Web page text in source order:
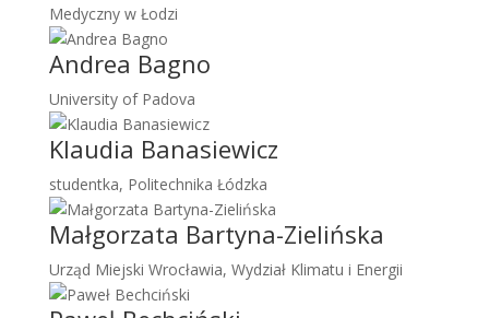
Medyczny w Łodzi
Andrea Bagno
University of Padova
Klaudia Banasiewicz
studentka, Politechnika Łódzka
Małgorzata Bartyna-Zielińska
Urząd Miejski Wrocławia, Wydział Klimatu i Energii